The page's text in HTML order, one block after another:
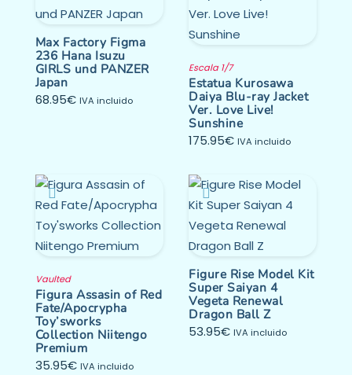
Max Factory Figma
236 Hana Isuzu
GIRLS und PANZER
Japan
68.95€ IVA incluido
Escala 1/7
Estatua Kurosawa
Daiya Blu-ray Jacket
Ver. Love Live!
Sunshine
175.95€ IVA incluido
Vaulted
Figura Assasin of Red
Fate/Apocrypha
Toy’sworks
Collection Niitengo
Premium
35.95€ IVA incluido
Figure Rise Model Kit
Super Saiyan 4
Vegeta Renewal
Dragon Ball Z
53.95€ IVA incluido